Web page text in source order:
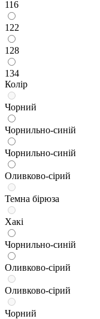
116
122
128
134
Колір
Чорний
Чорнильно-синій
Чорнильно-синій
Оливково-сірий
Темна бірюза
Хакі
Чорнильно-синій
Оливково-сірий
Оливково-сірий
Чорний